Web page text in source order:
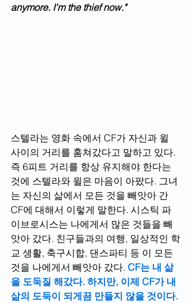
anymore. I'm the thief now."
스텔라는 영화 속에서 CF가 자신과 윌
사이의 거리를 훔쳐갔다고 말하고 있다.
즉 6피트 거리를 항상 유지해야 한다는
것에 스텔라와 윌은 마음이 아팠다. 그녀
는 자신의 삶에서 모든 것을 빼앗아 간
CF에 대해서 이렇게 말한다. 시스틱 파
이브로시스는 나에게서 많은 것들을 빼
앗아 갔다. 친구들과의 여행, 일상적인 학
교 생활, 축구시합, 댄스파티 등 이 모든
것을 나에게서 빼앗아 갔다. CF는 내 삶
을 도둑질 해갔다. 하지만, 이제 CF가 내
삶의 도둑이 되게끔 만들지 않을 것이다.